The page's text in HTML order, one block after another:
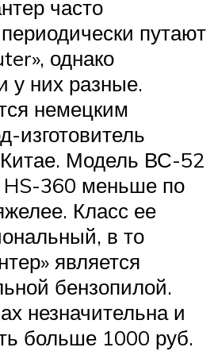
часто
путают
однако
у них разные.
немецким
изготовитель
Модель ВС-52
HS-360 меньше по
Класс ее
в то
является
бензопилой.
незначительна и
больше 1000 руб.